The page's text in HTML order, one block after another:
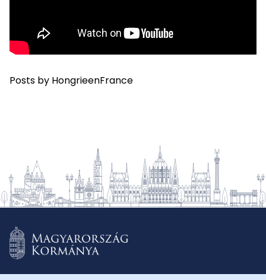
Posts by HongrieenFrance